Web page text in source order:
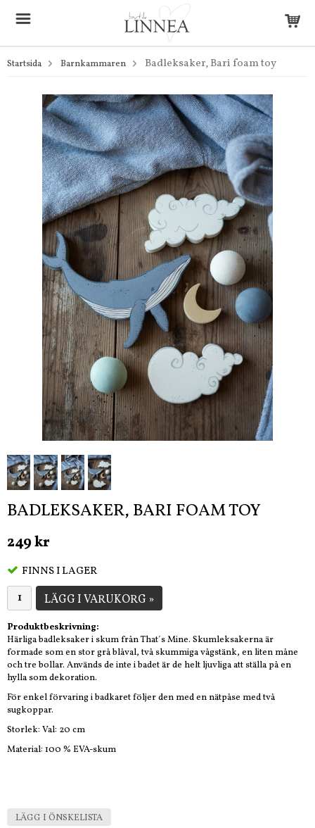
Startsida Barnkammaren Badleksaker, Bari foam toy
BADLEKSAKER, BARI FOAM TOY
249 kr
FINNS I LAGER
LÄGG I VARUKORG »
Produktbeskrivning:
Härliga badleksaker i skum från That´s Mine. Skumleksakerna är
formade som en stor grå blåval, två skummiga vågstänk, en liten måne
och tre bollar. Används de inte i badet är de helt ljuvliga att ställa på en
hylla som dekoration.
För enkel förvaring i badkaret följer den med en nätpåse med två
sugkoppar.
Storlek: Val: 20 cm
Material: 100 % EVA-skum
LÄGG I ÖNSKELISTA